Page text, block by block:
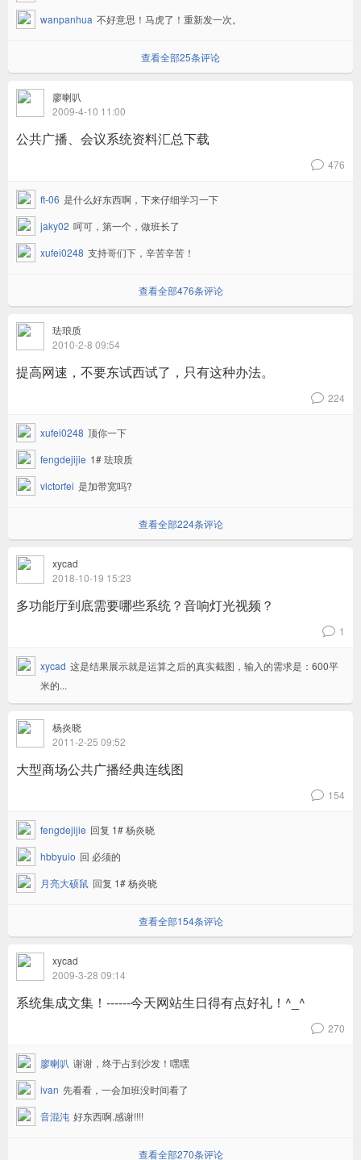
wanpanhua 不好意思！马虎了！重新发一次。
查看全部25条评论
廖喇叭
2009-4-10 11:00
公共广播、会议系统资料汇总下载
v 476
ft-06 是什么好东西啊，下来仔细学习一下
jaky02 呵可，第一个，做班长了
xufei0248 支持哥们下，辛苦辛苦！
查看全部476条评论
珐琅质
2010-2-8 09:54
提高网速，不要东试西试了，只有这种办法。
v 224
xufei0248 顶你一下
fengdejijie 1# 珐琅质
victorfei 是加带宽吗?
查看全部224条评论
xycad
2018-10-19 15:23
多功能厅到底需要哪些系统？音响灯光视频？
v 1
xycad 这是结果展示就是运算之后的真实截图，输入的需求是：600平
米的...
杨炎晓
2011-2-25 09:52
大型商场公共广播经典连线图
v 154
fengdejijie 回复 1# 杨炎晓
hbbyuio 回 必须的
月亮大硕鼠 回复 1# 杨炎晓
查看全部154条评论
xycad
2009-3-28 09:14
系统集成文集！------今天网站生日得有点好礼！^_^
v 270
廖喇叭 谢谢，终于占到沙发！嘿嘿
ivan 先看看，一会加班没时间看了
音混沌 好东西啊.感谢!!!!
查看全部270条评论